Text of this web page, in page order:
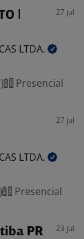
|
27 jul
LTDA.
Presencial
27 jul
LTDA.
Presencial
PR 23 jul